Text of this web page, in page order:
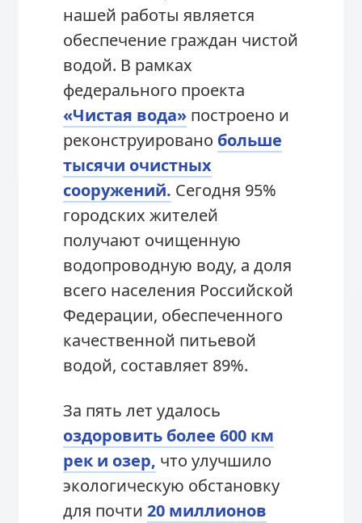
нашей работы является
обеспечение граждан чистой
водой. В рамках
федерального проекта
«Чистая вода»построено и
реконструировано больше
тысячи очистных
сооружений. Сегодня 95%
городских жителей
получают очищенную
водопроводную воду, а доля
всего населения Российской
Федерации, обеспеченного
качественной питьевой
водой, составляет 89%.
За пять лет удалось
оздоровить более 600 км
рек и озер, что улучшило
экологическую обстановку
для почти 20 миллионов